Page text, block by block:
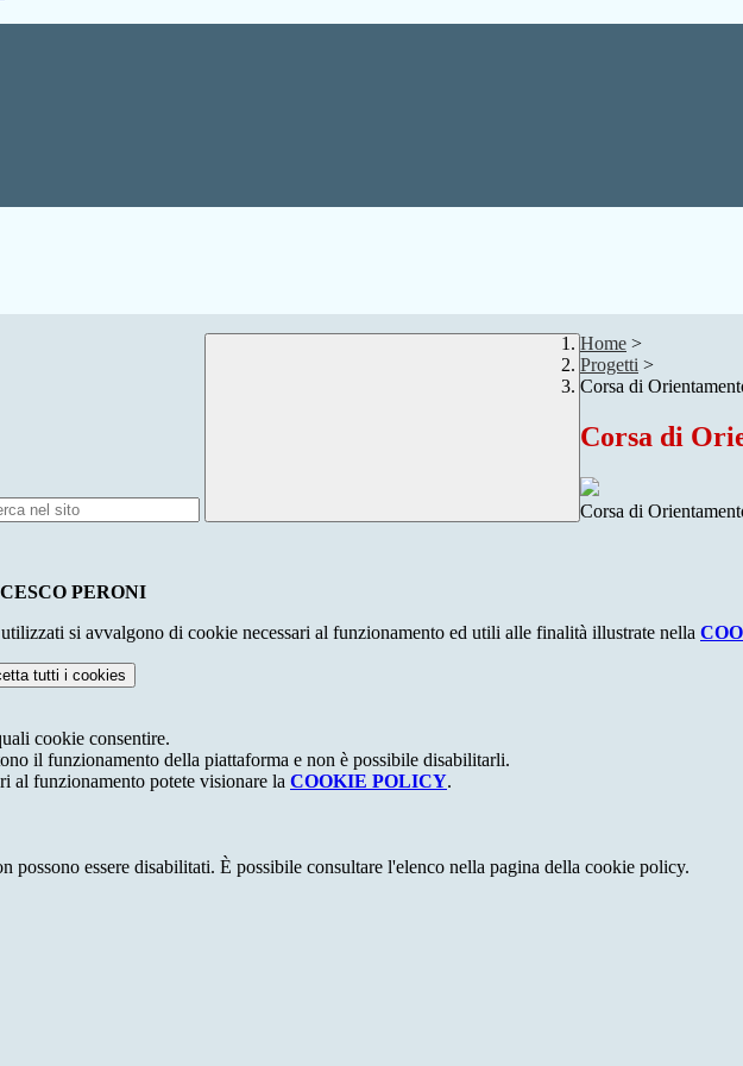
Home >
Progetti >
Corsa di
Corsa di
Corsa di
PERONI
si avvalgono di cookie necessari al funzionamento ed utili alle finalità illustrate nella
tutti i cookies
cookie consentire.
il funzionamento della piattaforma e non è possibile disabilitarli.
al funzionamento potete visionare la COOKIE POLICY.
possono essere disabilitati. È possibile consultare l'elenco nella pagina della cookie policy.